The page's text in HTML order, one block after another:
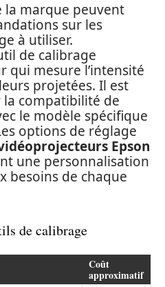
la marque peuvent
sur les
à utiliser.
de calibrage
qui mesure l’intensité
projetées. Il est
compatibilité de
le modèle spécifique
options de réglage
Epson
une personnalisation
besoins de chaque
de calibrage
Coût
approximatif